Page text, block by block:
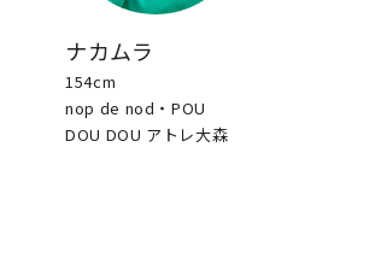
ナカムラ
154cm
nop de nod・POU
DOU DOU アトレ大森